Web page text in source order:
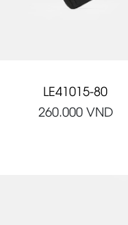
LE41015-80
260.000VND